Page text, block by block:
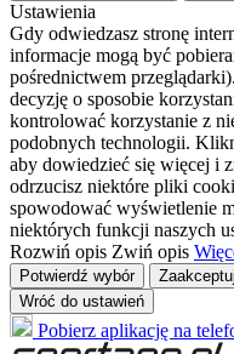
Ustawienia
Gdy odwiedzasz stronę
informacje mogą być
pośrednictwem
decyzję o sposobie
kontrolować korzystanie z
podobnych technologii.
aby dowiedzieć się więcej i
odrzucisz niektóre pliki
spowodować wyświetlenie
niektórych funkcji naszych
Rozwiń opis Zwiń opis
Potwierdź wybór
Wróć do ustawień
Pobierz aplikację na